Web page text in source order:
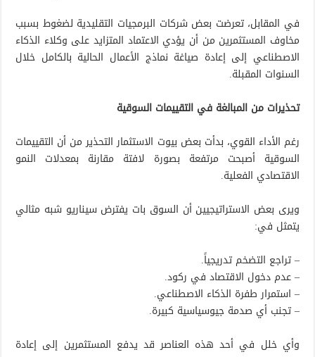
في المقابل، تعرضت بعض شركات البرمجيات التقليدية لضغوط بسبب
مخاوف المستثمرين من أن يؤدي الاعتماد المتزايد على وكلاء الذكاء
الاصطناعي إلى إعادة صياغة نماذج الأعمال الحالية بالكامل خلال
السنوات المقبلة.
تحذيرات من المبالغة في التقييمات السوقية
رغم الأداء القوي، بدأت بعض بيوت الاستثمار التحذير من أن التقييمات
السوقية أصبحت مرتفعة بصورة لافتة مقارنة بمعدلات النمو
الاقتصادي الفعلية.
ويرى بعض الاستراتيجيين أن السوق بات يفترض سيناريو شبه مثالي
يتمثل في:
– تراجع التضخم تدريجياً.
– عدم دخول الاقتصاد في ركود.
– استمرار طفرة الذكاء الاصطناعي.
– تجنب أي صدمة جيوسياسية كبيرة.
وأي خلل في أحد هذه العناصر قد يدفع المستثمرين إلى إعادة